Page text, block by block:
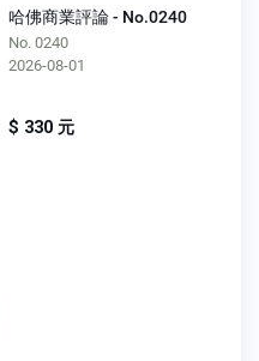
哈佛商業評論 - No.0240
No. 0240
2026-08-01
$ 330 元